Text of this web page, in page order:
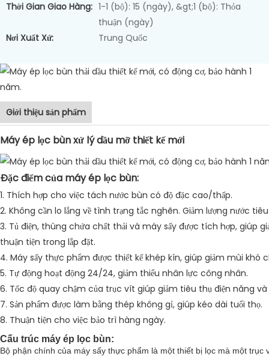
Thời Gian Giao Hàng: 1-1 (bộ): 15 (ngày), &gt;1 (bộ): Thỏa
thuận (ngày)
Nơi Xuất Xứ:
Trung Quốc
Giới thiệu sản phẩm
Máy ép lọc bùn xử lý dầu mỡ thiết kế mới
Đặc điểm của máy ép lọc bùn:
1. Thích hợp cho việc tách nước bùn có độ đặc cao/thấp.
2. Không cần lo lắng về tình trạng tắc nghẽn. Giảm lượng nước
3. Tủ điện, thùng chứa chất thải và máy sấy được tích hợp, giúp
thuận tiện trong lắp đặt.
4. Máy sấy thực phẩm được thiết kế khép kín, giúp giảm mùi khó
5. Tự động hoạt động 24/24, giảm thiểu nhân lực công nhân.
6. Tốc độ quay chậm của trục vít giúp giảm tiêu thụ điện năng và
7. Sản phẩm được làm bằng thép không gỉ, giúp kéo dài tuổi thọ.
8. Thuận tiện cho việc bảo trì hàng ngày.
Cấu trúc máy ép lọc bùn:
Bộ phận chính của máy sấy thực phẩm là một thiết bị lọc mà một